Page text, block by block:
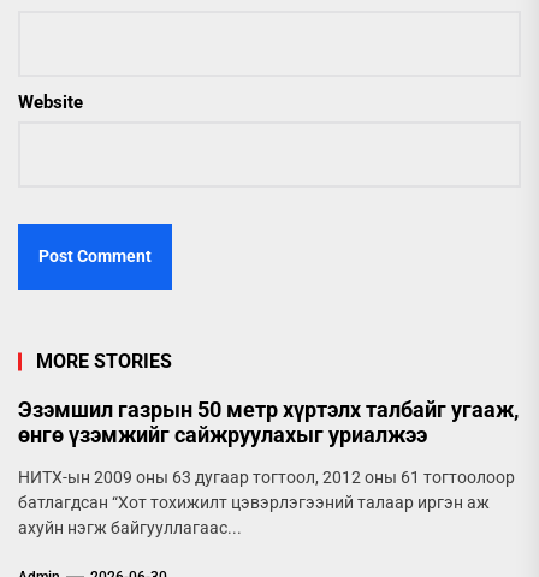
Website
MORE STORIES
Эзэмшил газрын 50 метр хүртэлх талбайг угааж,
өнгө үзэмжийг сайжруулахыг уриалжээ
НИТХ-ын 2009 оны 63 дугаар тогтоол, 2012 оны 61 тогтоолоор
батлагдсан “Хот тохижилт цэвэрлэгээний талаар иргэн аж
ахуйн нэгж байгууллагаас...